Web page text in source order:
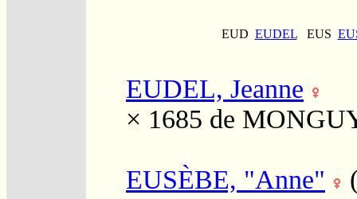
EUD EUDELEUS
EUDEL, Jeanne
× 1685 de
EUSÈBE, "Anne"